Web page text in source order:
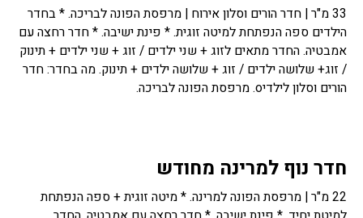
33 מ"ר | חדר הורים וסלון אירוח | מרפסת הפונה לבריכה. * בחדר
הילדים ספה הנפתחת למיטה זוגית. * פינת ישיבה. * חדר רחצה עם
אמבטיה. החדר מתאים לזוג + שני ילדים / זוג + שני ילדים + תינוק
/ זוג+ שלושה ילדים / זוג + שלושה ילדים + תינוק. מה בחדר: חדר
הורים וסלון לילדיo. מרפסת הפונה לבריכה.
חדר נוף למרינה מחודש
22 מ"ר | מרפסת הפונה למרינה. * מיטה זוגית + ספה הנפתחת